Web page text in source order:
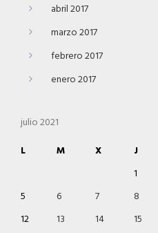
abril 2017
marzo 2017
febrero 2017
enero 2017
julio 2021
L
M X J
1
5
6 7 8
12
13 14 15